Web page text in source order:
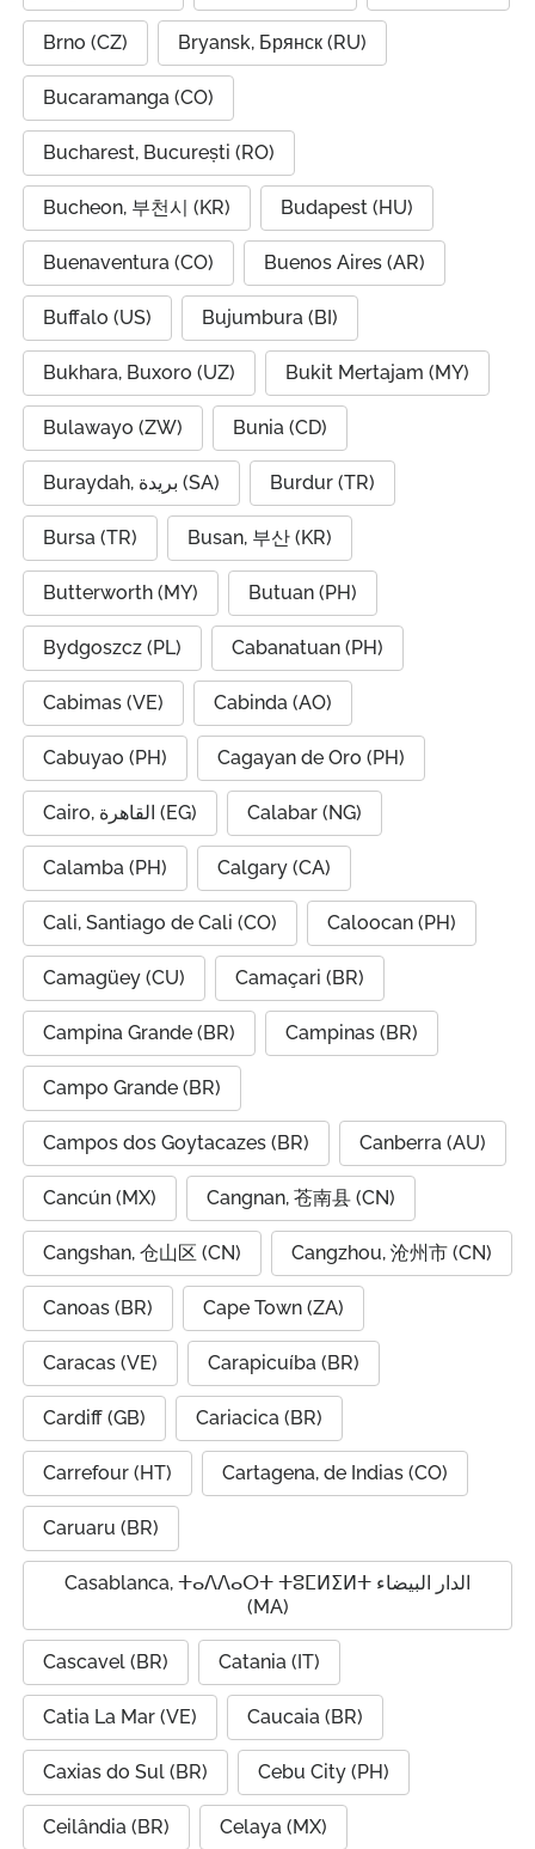
Brno (CZ) Bryansk, Брянск (RU)
Bucaramanga (CO)
Bucharest, București (RO)
Bucheon, 부천시 (KR) Budapest (HU)
Buenaventura (CO) Buenos Aires (AR)
Buffalo (US) Bujumbura (BI)
Bukhara, Buxoro (UZ) Bukit Mertajam (MY)
Bulawayo (ZW) Bunia (CD)
Buraydah, بريدة (SA) Burdur (TR)
Bursa (TR) Busan, 부산 (KR)
Butterworth (MY) Butuan (PH)
Bydgoszcz (PL) Cabanatuan (PH)
Cabimas (VE) Cabinda (AO)
Cabuyao (PH) Cagayan de Oro (PH)
Cairo, القاهرة (EG) Calabar (NG)
Calamba (PH) Calgary (CA)
Cali, Santiago de Cali (CO) Caloocan (PH)
Camagüey (CU) Camaçari (BR)
Campina Grande (BR) Campinas (BR)
Campo Grande (BR)
Campos dos Goytacazes (BR) Canberra (AU)
Cancún (MX) Cangnan, 苍南县 (CN)
Cangshan, 仓山区 (CN) Cangzhou, 沧州市 (CN)
Canoas (BR) Cape Town (ZA)
Caracas (VE) Carapicuíba (BR)
Cardiff (GB) Cariacica (BR)
Carrefour (HT) Cartagena, de Indias (CO)
Caruaru (BR)
Casablanca, ⵜⴰⴷⴷⴰⵔⵜ ⵜⵓⵎⵍⵉⵍⵜ الدار البيضاء
(MA)
Cascavel (BR) Catania (IT)
Catia La Mar (VE) Caucaia (BR)
Caxias do Sul (BR) Cebu City (PH)
Ceilândia (BR) Celaya (MX)